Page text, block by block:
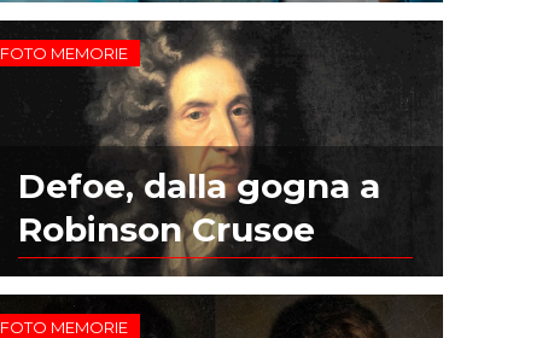
FOTO MEMORIE
Defoe, dalla gogna a
Robinson Crusoe
FOTO MEMORIE